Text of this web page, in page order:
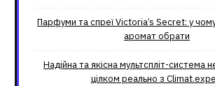
Парфуми та спреї Victoria’s Secret: у чому
аромат обрати
Надійна та якісна мультспліт-система
цілком реально з